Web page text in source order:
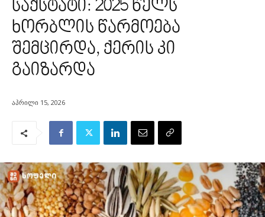
საქსტატი: 2025 წელს
ხორბლის წარმოება
შემცირდა, ქერის კი
გაიზარდა
აპრილი 15, 2026